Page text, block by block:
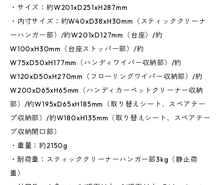
・サイズ：約W201xD251xH287mm
・内寸サイズ：約W40xD38xH30mm（スティッククリーナ
ーハンガー部）/約W201xD127mm（台座）/約
W100xH30mm（台座ストッパー部）/約
W75xD50xH177mm（ハンディワイパー収納部）/約
W120xD50xH270mm（フローリングワイパー収納部）/約
W200xD65xH65mm（ハンディカーペットクリーナー収納
部）/約W195xD65xH185mm（取り替えシート、スペアテー
プ収納部）/約W180xH135mm（取り替えシート、スペアテー
プ収納開口部）
・重量：約2150g
・耐荷重：スティッククリーナーハンガー部3kg（静止荷
重）